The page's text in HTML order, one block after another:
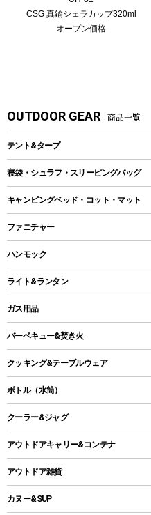
CSG 真鍮シェラカップ320ml
オープン価格
OUTDOOR GEAR 商品一覧
テント&タープ
テント
ツールームテント
ワンポールテント
シェルターテント
ロッジ型・オリジナルテント
タープ
スクエアタープ（レクタタープ）
メッシュタープ
自立式タープ
パラソル
テントアクセサリー
ペグ
寝袋・シュラフ・スリーピングバッグ
レクタングラー型（封筒型）シュラフ
インナーシュラフ
キャンピングベッド・コット・マット
キャンピングベッド・コット
インフレータブルマット
ファニチャー
アウトドアテーブル
レジャーシート
ハンモック
ライト&ランタン
LEDランタン
ガスランタン
オイルランタン
LEDライト
ヘッドライト
キャンドル
ガス用品
ガスバーナー
ガス缶
ガストーチ、ライター
バーベキュー&焚き火
バーベキューコンロ、グリル
焚き火台タイプ（ロースタイル）グリル
卓上タイプグリル
パーティータイプグリル
鉄板、アミ
クッキング&テーブルウェア
ダッチオーブン
ホットサンドメーカー
クッカーセット
シェラカップ
ボトル（水筒）
ステンレスボトル
コップ付きタイプ
ワンタッチタイプ
プラスチックボトル
クーラー&ジャグ
クーラーボックス
クーラーバッグ
ウォータージャグ
アウトドアキャリー&コンテナ
アウトドアキャリー
アウトドア雑貨
バックパック&バッグ
カヌー&SUP